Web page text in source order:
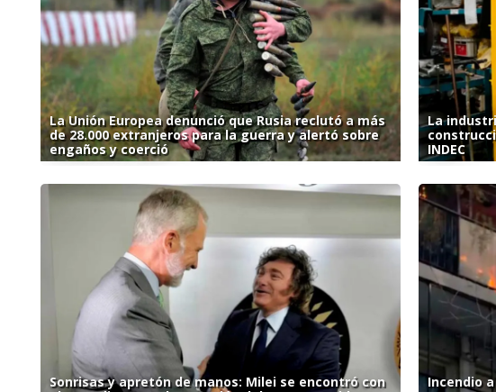
La Unión Europea denunció que Rusia reclutó a más
de 28.000 extranjeros para la guerra y alertó sobre
engaños y coerció
La
INDEC
Sonrisas y apretón de manos: Milei se encontró con
Incendio